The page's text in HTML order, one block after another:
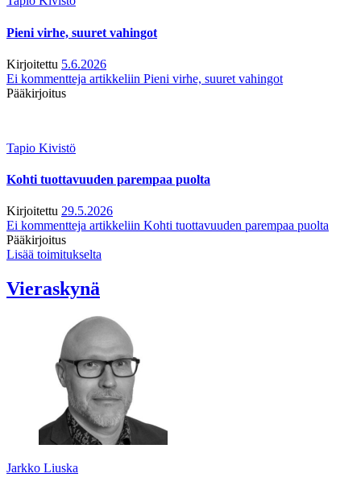
Pieni virhe, suuret vahingot
Kirjoitettu 5.6.2026
Ei kommentteja artikkeliin Pieni virhe, suuret vahingot
Pääkirjoitus
Tapio Kivistö
Kohti tuottavuuden parempaa puolta
Kirjoitettu 29.5.2026
Ei kommentteja artikkeliin Kohti tuottavuuden parempaa puolta
Pääkirjoitus
Lisää toimitukselta
Vieraskynä
Jarkko Liuska